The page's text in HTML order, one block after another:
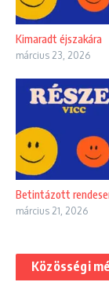
Kimaradt éjszakára
március 23, 2026
Betintázott
március 21, 2026
Közösségi